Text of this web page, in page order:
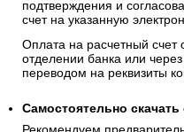
Для Юр. Лиц (без НДС):
укажите реквизиты, на
Запрос счета на оплату
подтверждения и
счет на указанную